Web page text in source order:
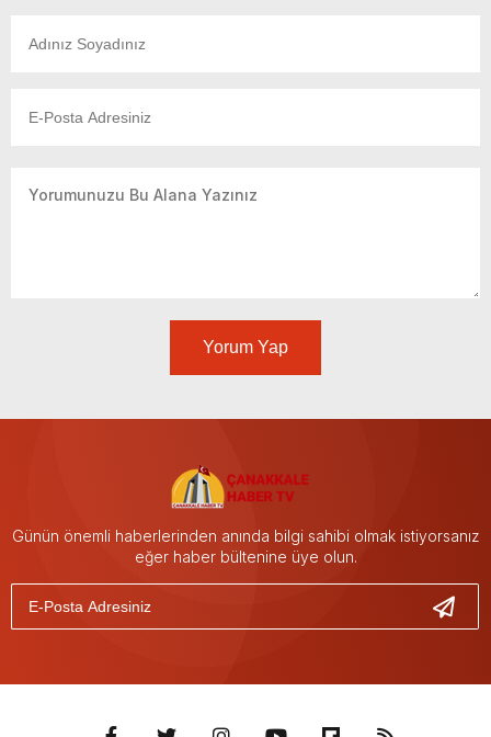
Yorum Yap
Günün önemli haberlerinden anında bilgi sahibi olmak istiyorsanız
eğer haber bültenine üye olun.